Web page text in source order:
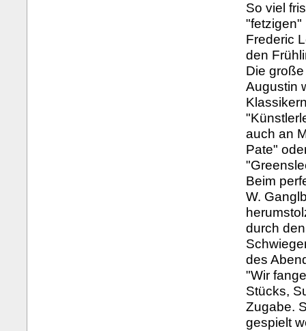
So viel
"fetzigen"
Frederic
den
Die
Augustin
auch an
Pate"
Beim
W.
durch
des
"Wir
Stücks,
Zugabe.
gespielt